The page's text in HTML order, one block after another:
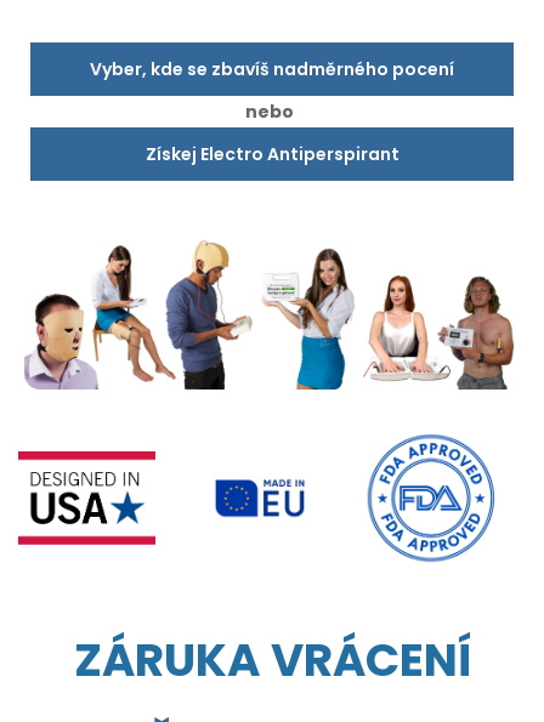
Vyber, kde se zbavíš nadměrného pocení
nebo
Získej Electro Antiperspirant
ZÁRUKA VRÁCENÍ